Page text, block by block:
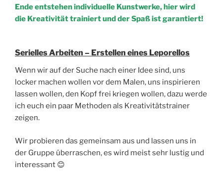
Ende entstehen individuelle Kunstwerke, hier wird
die Kreativität trainiert und der Spaß ist garantiert!
Serielles Arbeiten – Erstellen eines Leporellos
Wenn wir auf der Suche nach einer Idee sind, uns
locker machen wollen vor dem Malen, uns inspirieren
lassen wollen, den Kopf frei kriegen wollen, dazu werde
ich euch ein paar Methoden als Kreativitätstrainer
zeigen.
Wir probieren das gemeinsam aus und lassen uns in
der Gruppe überraschen, es wird meist sehr lustig und
interessant 😊